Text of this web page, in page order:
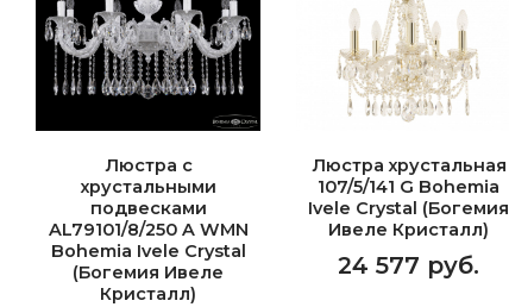
Люстра с
хрустальными
подвесками
AL79101/8/250 A WMN
Bohemia Ivele Crystal
(Богемия Ивеле
Кристалл)
Люстра хрустальная
107/5/141 G Bohemia
Ivele Crystal (Богемия
Ивеле Кристалл)
24 577 руб.